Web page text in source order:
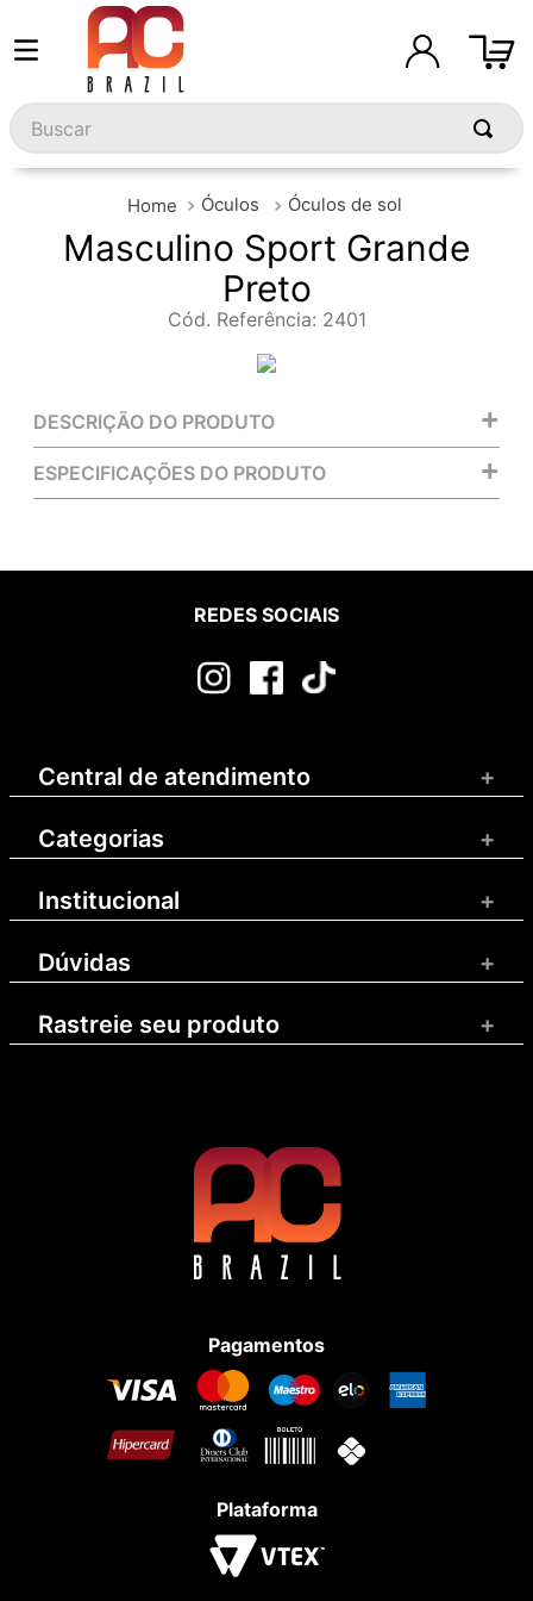
Buscar
Óculos Óculos de sol
Masculino Sport Grande
Preto
Cód. Referência: 2401
DESCRIÇÃO DO PRODUTO +
ESPECIFICAÇÕES DO PRODUTO +
REDES SOCIAIS
Central de atendimento +
Categorias +
Institucional +
Dúvidas +
Rastreie seu produto +
Pagamentos
Plataforma